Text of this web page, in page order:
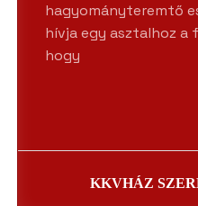
hagyományteremtő
hívja egy asztalhoz a
hogy
KKVHÁZ